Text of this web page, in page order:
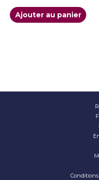
Ajouter au panier